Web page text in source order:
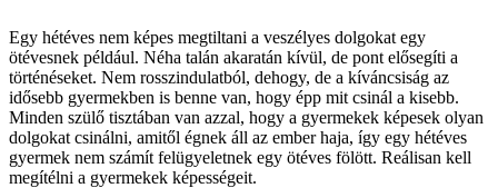
Egy hétéves nem képes megtiltani a veszélyes dolgokat egy
ötévesnek például. Néha talán akaratán kívül, de pont elősegíti a
történéseket. Nem rosszindulatból, dehogy, de a kíváncsiság az
idősebb gyermekben is benne van, hogy épp mit csinál a kisebb.
Minden szülő tisztában van azzal, hogy a gyermekek képesek olyan
dolgokat csinálni, amitől égnek áll az ember haja, így egy hétéves
gyermek nem számít felügyeletnek egy ötéves fölött. Reálisan kell
megítélni a gyermekek képességeit.